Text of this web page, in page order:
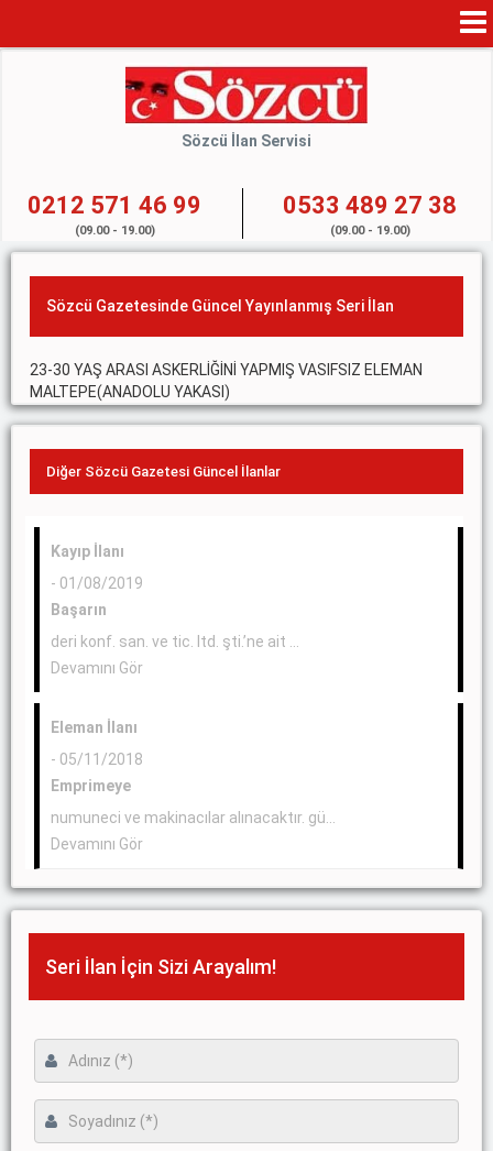
Sözcü İlan Servisi
0212 571 46 99
(09.00 - 19.00)
0533 489 27 38
(09.00 - 19.00)
Sözcü Gazetesinde Güncel Yayınlanmış Seri İlan
23-30 YAŞ ARASI ASKERLİĞİNİ YAPMIŞ VASIFSIZ ELEMAN
MALTEPE(ANADOLU YAKASI)
Diğer Sözcü Gazetesi Güncel İlanlar
Kayıp İlanı
- 01/08/2019
Başarın
deri konf. san. ve tic. ltd. şti.’ne ait ...
Devamını Gör
Eleman İlanı
- 05/11/2018
Emprimeye
numuneci ve makinacılar alınacaktır. gü...
Devamını Gör
Seri İlan İçin Sizi Arayalım!